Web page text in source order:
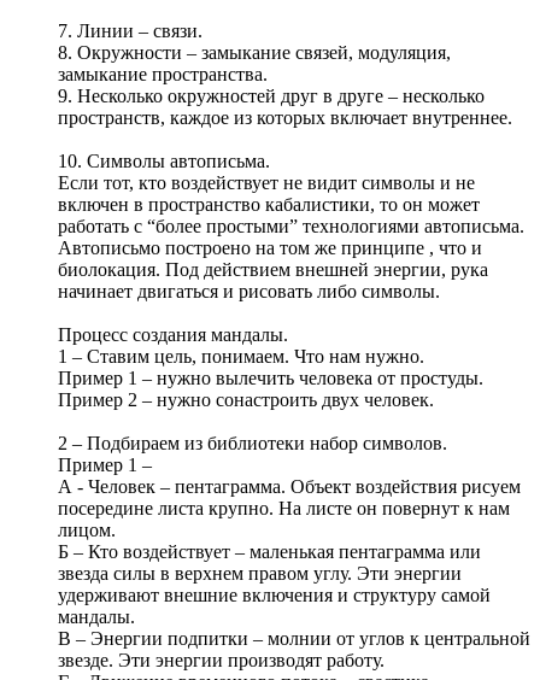
7. Линии – связи.
8. Окружности – замыкание связей, модуляция,
замыкание пространства.
9. Несколько окружностей друг в друге – несколько
пространств, каждое из которых включает внутреннее.
10. Символы автописьма.
Если тот, кто воздействует не видит символы и не
включен в пространство кабалистики, то он может
работать с “более простыми” технологиями автописьма.
Автописьмо построено на том же принципе , что и
биолокация. Под действием внешней энергии, рука
начинает двигаться и рисовать либо символы.
Процесс создания мандалы.
1 – Ставим цель, понимаем. Что нам нужно.
Пример 1 – нужно вылечить человека от простуды.
Пример 2 – нужно сонастроить двух человек.
2 – Подбираем из библиотеки набор символов.
Пример 1 –
А - Человек – пентаграмма. Объект воздействия рисуем
посередине листа крупно. На листе он повернут к нам
лицом.
Б – Кто воздействует – маленькая пентаграмма или
звезда силы в верхнем правом углу. Эти энергии
удерживают внешние включения и структуру самой
мандалы.
В – Энергии подпитки – молнии от углов к центральной
звезде. Эти энергии производят работу.